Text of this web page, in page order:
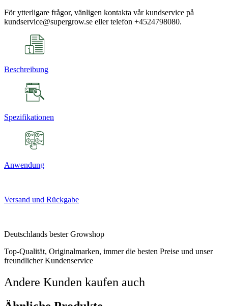
För ytterligare frågor, vänligen kontakta vår kundservice på
kundservice@supergrow.se eller telefon +4524798080.
Beschreibung
Spezifikationen
Anwendung
Versand und Rückgabe
Deutschlands bester Growshop
Top-Qualität, Originalmarken, immer die besten Preise und unser
freundlicher Kundenservice
Andere Kunden kaufen auch